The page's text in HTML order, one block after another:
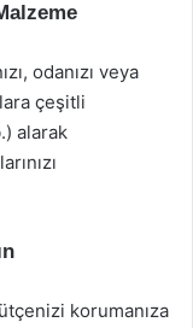
odanızı veya
çeşitli
alarak
korumanıza